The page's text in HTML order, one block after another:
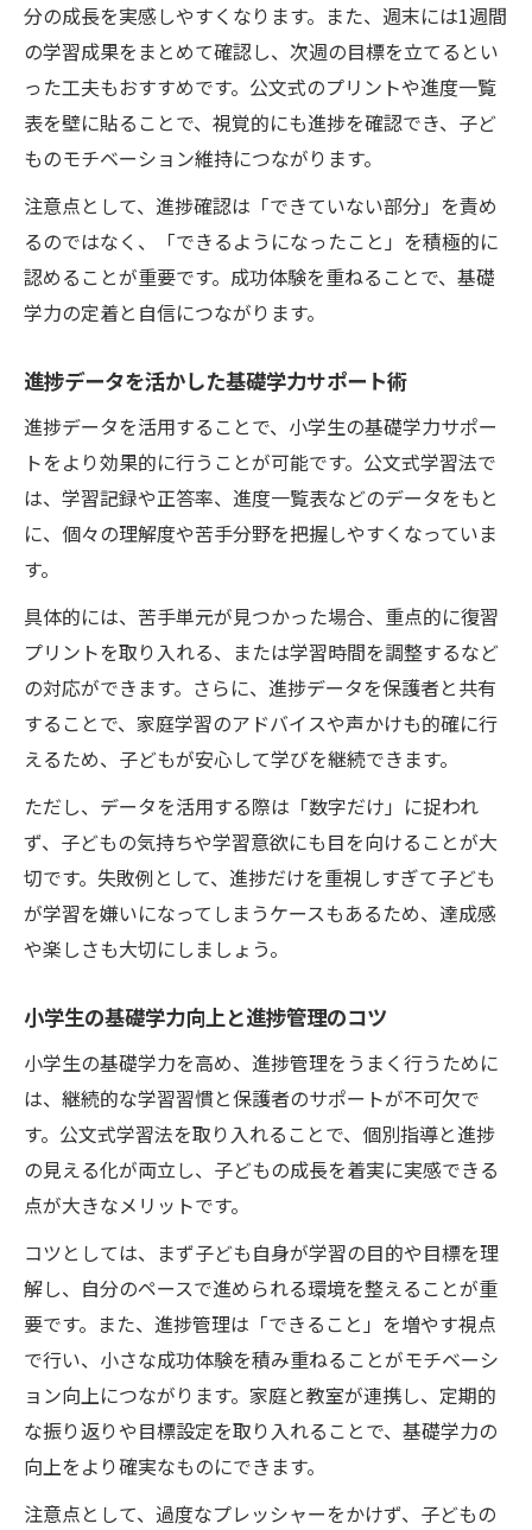
分の成長を実感しやすくなります。また、週末には1週間
の学習成果をまとめて確認し、次週の目標を立てるとい
った工夫もおすすめです。公文式のプリントや進度一覧
表を壁に貼ることで、視覚的にも進捗を確認でき、子ど
ものモチベーション維持につながります。
注意点として、進捗確認は「できていない部分」を責め
るのではなく、「できるようになったこと」を積極的に
認めることが重要です。成功体験を重ねることで、基礎
学力の定着と自信につながります。
進捗データを活かした基礎学力サポート術
進捗データを活用することで、小学生の基礎学力サポー
トをより効果的に行うことが可能です。公文式学習法で
は、学習記録や正答率、進度一覧表などのデータをもと
に、個々の理解度や苦手分野を把握しやすくなっていま
す。
具体的には、苦手単元が見つかった場合、重点的に復習
プリントを取り入れる、または学習時間を調整するなど
の対応ができます。さらに、進捗データを保護者と共有
することで、家庭学習のアドバイスや声かけも的確に行
えるため、子どもが安心して学びを継続できます。
ただし、データを活用する際は「数字だけ」に捉われ
ず、子どもの気持ちや学習意欲にも目を向けることが大
切です。失敗例として、進捗だけを重視しすぎて子ども
が学習を嫌いになってしまうケースもあるため、達成感
や楽しさも大切にしましょう。
小学生の基礎学力向上と進捗管理のコツ
小学生の基礎学力を高め、進捗管理をうまく行うために
は、継続的な学習習慣と保護者のサポートが不可欠で
す。公文式学習法を取り入れることで、個別指導と進捗
の見える化が両立し、子どもの成長を着実に実感できる
点が大きなメリットです。
コツとしては、まず子ども自身が学習の目的や目標を理
解し、自分のペースで進められる環境を整えることが重
要です。また、進捗管理は「できること」を増やす視点
で行い、小さな成功体験を積み重ねることがモチベーシ
ョン向上につながります。家庭と教室が連携し、定期的
な振り返りや目標設定を取り入れることで、基礎学力の
向上をより確実なものにできます。
注意点として、過度なプレッシャーをかけず、子どもの